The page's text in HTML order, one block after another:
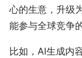
心的生意，升级
能参与全球竞争
比如，AI生成内